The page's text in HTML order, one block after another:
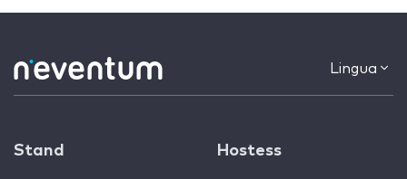
Lingua
Stand Hostess